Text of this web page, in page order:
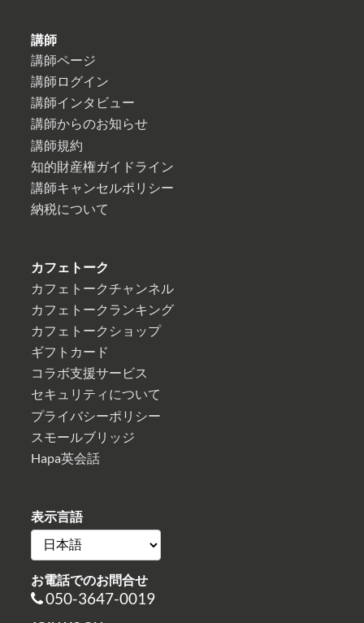
講師
講師ページ
講師ログイン
講師インタビュー
講師からのお知らせ
講師規約
知的財産権ガイドライン
講師キャンセルポリシー
納税について
カフェトーク
カフェトークチャンネル
カフェトークランキング
カフェトークショップ
ギフトカード
コラボ支援サービス
セキュリティについて
プライバシーポリシー
スモールブリッジ
Hapa英会話
表示言語
お電話でのお問合せ
050-3647-0019